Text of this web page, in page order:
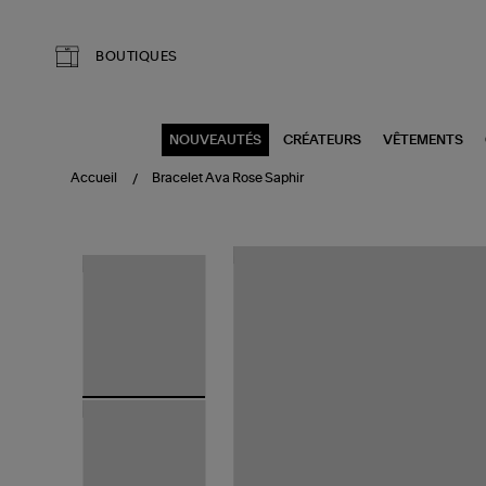
BOUTIQUES
NOUVEAUTÉS CRÉATEURS VÊTEMENTS
Accueil Bracelet Ava Rose Saphir